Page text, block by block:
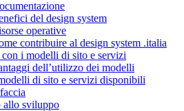
del design system
operative
contribuire al design system .italia
con i modelli di sito e servizi
dell’utilizzo dei modelli
di sito e servizi disponibili
allo sviluppo